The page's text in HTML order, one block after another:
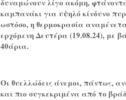
δυναμώνουν λίγο ακόμη,
καμπανάκι για υψηλό κίνδυνο
ωστόσο, η θερμοκρασία
ερχόμενη Δευτέρα (19.08.24), με
40άρια.
Οι θυελλώδεις άνεμοι, πάντως,
και πιο συγκεκριμένα από το